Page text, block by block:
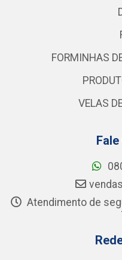
FORMINHAS
VELAS
Atendimento de